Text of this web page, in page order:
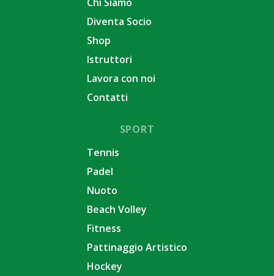
Diventa Socio
Shop
Istruttori
Lavora con noi
Contatti
SPORT
Tennis
Padel
Nuoto
Beach Volley
Fitness
Pattinaggio Artistico
Hockey